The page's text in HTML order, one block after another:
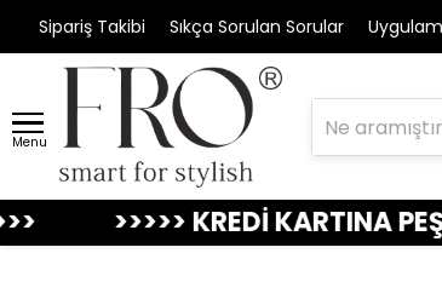
Sipariş Takibi Sıkça Sorulan Sorular
Menu
KARTINA PEŞİN FİYATINA 3